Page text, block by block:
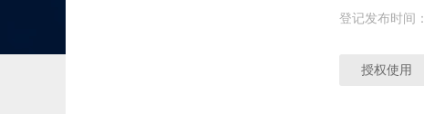
登记发布时间：
授权使用